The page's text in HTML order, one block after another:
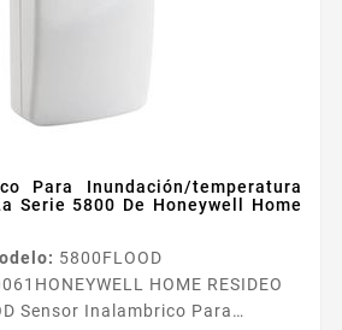
Para Inundación/temperatura
Serie 5800 De Honeywell Home
5800FLOOD
HONEYWELL HOME RESIDEO
Sensor Inalambrico Para